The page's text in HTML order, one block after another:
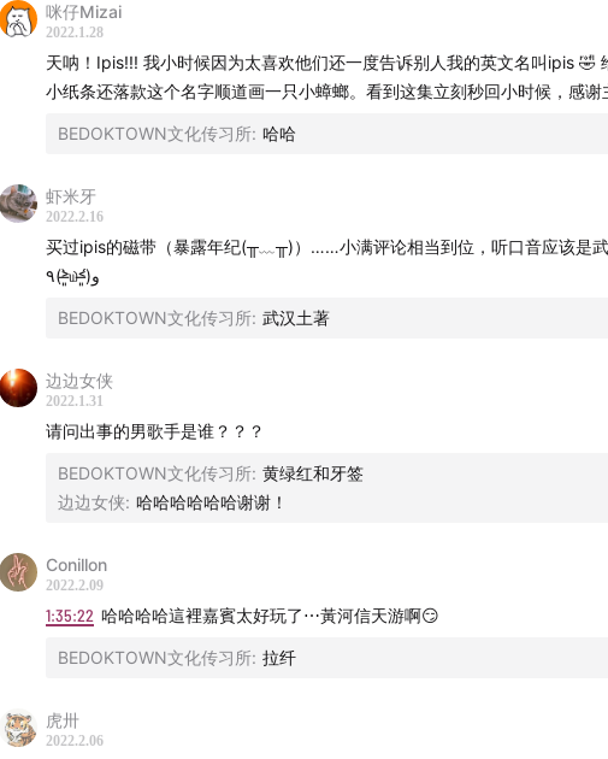
40:06 IPIS蟑螂《吸血鬼》前奏
IPIS蟑螂《需要爱的是我》
《IPIS第二蟑 Second Album》
IPIS蟑螂《爱情换日线》
51:50 IPIS蟑螂《Good morning Good Afternoon&Good night》
53:30 IPIS蟑螂《海》
1:03:26《IPIS第三蟑 帮个忙》
IPIS蟑螂《什么是爱》
《IPIS第四蟑 忘了我是谁》
1:22:20IPIS蟑螂《分手》
1:25:40音乐生涯的尾声
Tension收割了蟑螂离去后的RNB组合市场
背景音乐
IPIS蟑螂《失恋中请勿打扰》
IPIS蟑螂《你知不知道》
咪仔Mizai
2022.1.28
天呐！Ipis!!! 我小时候因为太喜欢他们还一度告诉别人我的英文名叫ipis 🤣
小纸条还落款这个名字顺道画一只小蟑螂。看到这集立刻秒回小时候，感
BEDOKTOWN文化传习所: 哈哈
虾米牙
2022.2.16
买过ipis的磁带（暴露年纪(╥﹏╥)）……小满评论相当到位，听口音应该是
٩(˃̶͈̀௰˂̶͈́)و
BEDOKTOWN文化传习所: 武汉土著
边边女侠
2022.1.31
请问出事的男歌手是谁？？？
BEDOKTOWN文化传习所: 黄绿红和牙签
边边女侠: 哈哈哈哈哈哈谢谢！
Conillon
2022.2.09
1:35:22 哈哈哈哈這裡嘉賓太好玩了⋯黃河信天游啊😏
BEDOKTOWN文化传习所: 拉纤
虎卅
2022.2.06